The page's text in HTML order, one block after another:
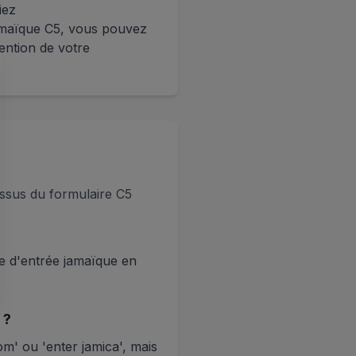
C5, vous pouvez
de votre
du formulaire C5
d'entrée jamaïque en
ou 'enter jamica', mais